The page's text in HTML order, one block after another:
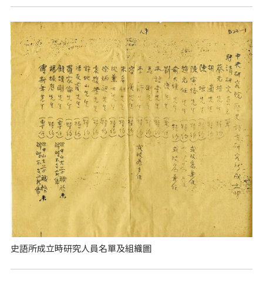
史語所成立時研究人員名單及組織圖